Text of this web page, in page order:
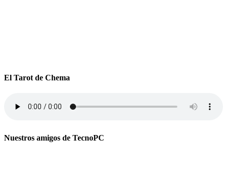
El Tarot de Chema
Nuestros amigos de TecnoPC